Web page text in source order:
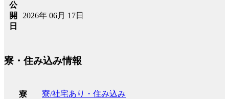
公
開
日
2026年 06月 17日
寮・住み込み情報
寮 寮/社宅あり・住み込み